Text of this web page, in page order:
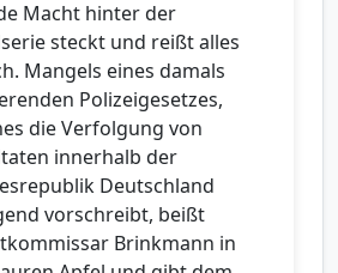
Macht hinter der
steckt und reißt alles
Mangels eines damals
Polizeigesetzes,
die Verfolgung von
innerhalb der
Deutschland
vorschreibt, beißt
Brinkmann in